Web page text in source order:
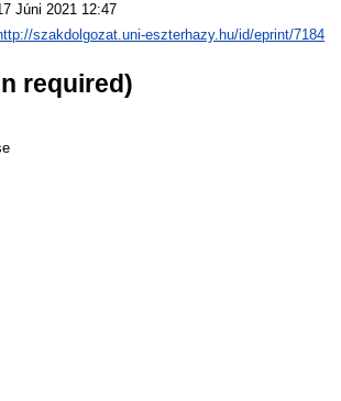
Júni 2021 12:47
szakdolgozat.uni-eszterhazy.hu/id/eprint/7184
required)